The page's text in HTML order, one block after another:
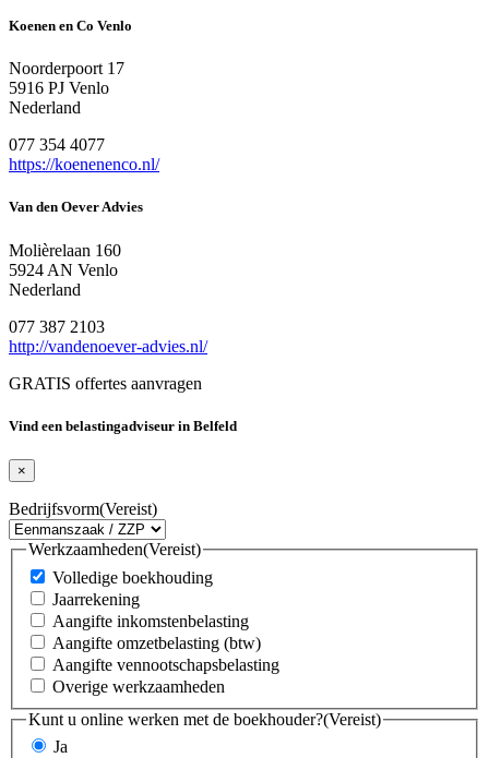
Koenen en Co Venlo
Noorderpoort 17
5916 PJ Venlo
Nederland
077 354 4077
https://koenenenco.nl/
Van den Oever Advies
Molièrelaan 160
5924 AN Venlo
Nederland
077 387 2103
http://vandenoever-advies.nl/
GRATIS offertes aanvragen
Vind een belastingadviseur in Belfeld
×
Bedrijfsvorm(Vereist)
Werkzaamheden(Vereist)
Volledige boekhouding
Jaarrekening
Aangifte inkomstenbelasting
Aangifte omzetbelasting (btw)
Aangifte vennootschapsbelasting
Overige werkzaamheden
Kunt u online werken met de boekhouder?(Vereist)
Ja